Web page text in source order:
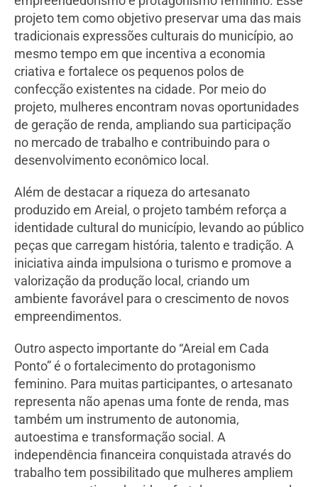
projeto tem como objetivo preservar uma das mais
tradicionais expressões culturais do município, ao
mesmo tempo em que incentiva a economia
criativa e fortalece os pequenos polos de
confecção existentes na cidade. Por meio do
projeto, mulheres encontram novas oportunidades
de geração de renda, ampliando sua participação
no mercado de trabalho e contribuindo para o
desenvolvimento econômico local.
Além de destacar a riqueza do artesanato
produzido em Areial, o projeto também reforça a
identidade cultural do município, levando ao público
peças que carregam história, talento e tradição. A
iniciativa ainda impulsiona o turismo e promove a
valorização da produção local, criando um
ambiente favorável para o crescimento de novos
empreendimentos.
Outro aspecto importante do “Areial em Cada
Ponto” é o fortalecimento do protagonismo
feminino. Para muitas participantes, o artesanato
representa não apenas uma fonte de renda, mas
também um instrumento de autonomia,
autoestima e transformação social. A
independência financeira conquistada através do
trabalho tem possibilitado que mulheres ampliem